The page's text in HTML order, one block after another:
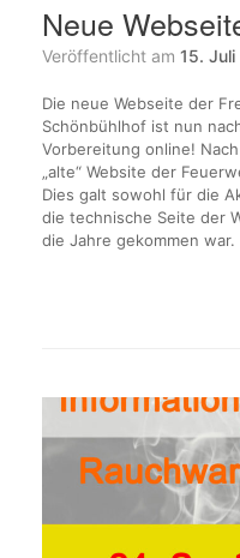
Neue
Veröffentlicht am 15.
Die neue Webseite der
Schönbühlhof ist nun
Vorbereitung online!
„alte“ Website der
Dies galt sowohl für die
die technische Seite der
die Jahre gekommen